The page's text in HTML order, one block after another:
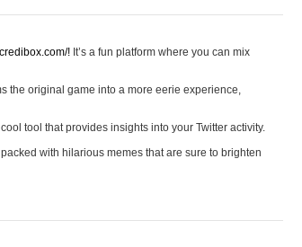
! It’s a fun platform where you can mix
the original game into a more eerie experience,
cool tool that provides insights into your Twitter activity.
packed with hilarious memes that are sure to brighten